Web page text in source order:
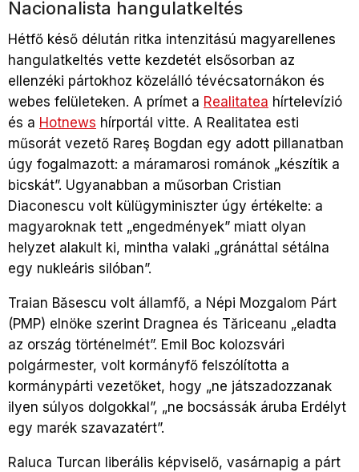
Nacionalista hangulatkeltés
Hétfő késő délután ritka intenzitású magyarellenes
hangulatkeltés vette kezdetét elsősorban az
ellenzéki pártokhoz közelálló tévécsatornákon és
webes felületeken. A prímet a Realitatea hírtelevízió
és a Hotnews hírportál vitte. A Realitatea esti
műsorát vezető Rareş Bogdan egy adott pillanatban
úgy fogalmazott: a máramarosi románok „készítik a
bicskát”. Ugyanabban a műsorban Cristian
Diaconescu volt külügyminiszter úgy értékelte: a
magyaroknak tett „engedmények” miatt olyan
helyzet alakult ki, mintha valaki „gránáttal sétálna
egy nukleáris silóban”.
Traian Băsescu volt államfő, a Népi Mozgalom Párt
(PMP) elnöke szerint Dragnea és Tăriceanu „eladta
az ország történelmét”. Emil Boc kolozsvári
polgármester, volt kormányfő felszólította a
kormánypárti vezetőket, hogy „ne játszadozzanak
ilyen súlyos dolgokkal”, „ne bocsássák áruba Erdélyt
egy marék szavazatért”.
Raluca Turcan liberális képviselő, vasárnapig a párt